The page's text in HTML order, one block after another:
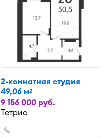
2-комнатная студия
49,06 м2
9 156 000 руб.
Тетрис
✎